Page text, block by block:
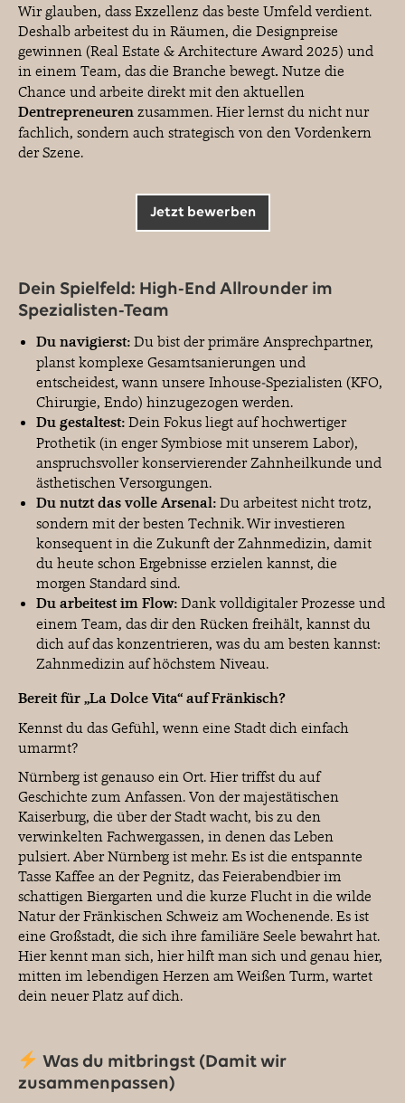
Wir glauben, dass Exzellenz das beste Umfeld verdient.
Deshalb arbeitest du in Räumen, die Designpreise
gewinnen (Real Estate & Architecture Award 2025) und
in einem Team, das die Branche bewegt. Nutze die
Chance und arbeite direkt mit den aktuellen
Dentrepreneuren zusammen. Hier lernst du nicht nur
fachlich, sondern auch strategisch von den Vordenkern
der Szene.
Jetzt bewerben
Dein Spielfeld: High-End Allrounder im
Spezialisten-Team
Du navigierst: Du bist der primäre Ansprechpartner,
planst komplexe Gesamtsanierungen und
entscheidest, wann unsere Inhouse-Spezialisten (KFO,
Chirurgie, Endo) hinzugezogen werden.
Du gestaltest: Dein Fokus liegt auf hochwertiger
Prothetik (in enger Symbiose mit unserem Labor),
anspruchsvoller konservierender Zahnheilkunde und
ästhetischen Versorgungen.
Du nutzt das volle Arsenal: Du arbeitest nicht trotz,
sondern mit der besten Technik. Wir investieren
konsequent in die Zukunft der Zahnmedizin, damit
du heute schon Ergebnisse erzielen kannst, die
morgen Standard sind.
Du arbeitest im Flow: Dank volldigitaler Prozesse und
einem Team, das dir den Rücken freihält, kannst du
dich auf das konzentrieren, was du am besten kannst:
Zahnmedizin auf höchstem Niveau.
Bereit für „La Dolce Vita“ auf Fränkisch?
Kennst du das Gefühl, wenn eine Stadt dich einfach
umarmt?
Nürnberg ist genauso ein Ort. Hier triffst du auf
Geschichte zum Anfassen. Von der majestätischen
Kaiserburg, die über der Stadt wacht, bis zu den
verwinkelten Fachwergassen, in denen das Leben
pulsiert. Aber Nürnberg ist mehr. Es ist die entspannte
Tasse Kaffee an der Pegnitz, das Feierabendbier im
schattigen Biergarten und die kurze Flucht in die wilde
Natur der Fränkischen Schweiz am Wochenende. Es ist
eine Großstadt, die sich ihre familiäre Seele bewahrt hat.
Hier kennt man sich, hier hilft man sich und genau hier,
mitten im lebendigen Herzen am Weißen Turm, wartet
dein neuer Platz auf dich.
Was du mitbringst (Damit wir
zusammenpassen)